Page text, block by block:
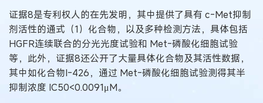
证据8是专利权人的在先发明，其中提供了具有 c-Met抑制
剂活性的通式（1）化合物，以及多种检测方法，具体包括
HGFR连续联合的分光光度试验和 Met-磷酸化细胞试验
等，此外，证据8还公开了大量具体化合物及其活性数据，
其中如化合物I-426，通过 Met-磷酸化细胞试验测得其半
抑制浓度 IC50<0.0091μM。